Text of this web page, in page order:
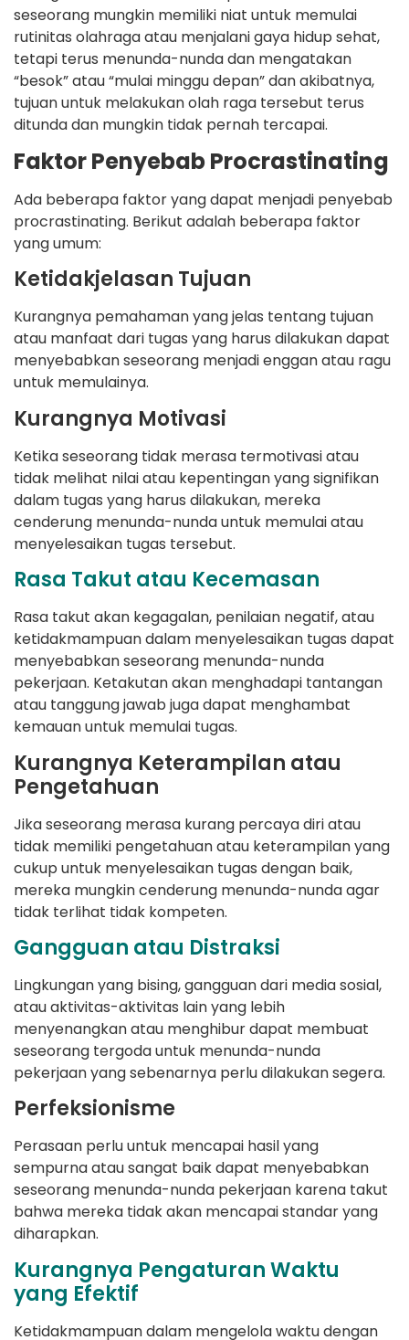
seseorang mungkin memiliki niat untuk memulai
rutinitas olahraga atau menjalani gaya hidup sehat,
tetapi terus menunda-nunda dan mengatakan
“besok” atau “mulai minggu depan” dan akibatnya,
tujuan untuk melakukan olah raga tersebut terus
ditunda dan mungkin tidak pernah tercapai.
Faktor Penyebab Procrastinating
Ada beberapa faktor yang dapat menjadi penyebab
procrastinating. Berikut adalah beberapa faktor
yang umum:
Ketidakjelasan Tujuan
Kurangnya pemahaman yang jelas tentang tujuan
atau manfaat dari tugas yang harus dilakukan dapat
menyebabkan seseorang menjadi enggan atau ragu
untuk memulainya.
Kurangnya Motivasi
Ketika seseorang tidak merasa termotivasi atau
tidak melihat nilai atau kepentingan yang signifikan
dalam tugas yang harus dilakukan, mereka
cenderung menunda-nunda untuk memulai atau
menyelesaikan tugas tersebut.
Rasa Takut atau Kecemasan
Rasa takut akan kegagalan, penilaian negatif, atau
ketidakmampuan dalam menyelesaikan tugas dapat
menyebabkan seseorang menunda-nunda
pekerjaan. Ketakutan akan menghadapi tantangan
atau tanggung jawab juga dapat menghambat
kemauan untuk memulai tugas.
Kurangnya Keterampilan atau
Pengetahuan
Jika seseorang merasa kurang percaya diri atau
tidak memiliki pengetahuan atau keterampilan yang
cukup untuk menyelesaikan tugas dengan baik,
mereka mungkin cenderung menunda-nunda agar
tidak terlihat tidak kompeten.
Gangguan atau Distraksi
Lingkungan yang bising, gangguan dari media sosial,
atau aktivitas-aktivitas lain yang lebih
menyenangkan atau menghibur dapat membuat
seseorang tergoda untuk menunda-nunda
pekerjaan yang sebenarnya perlu dilakukan segera.
Perfeksionisme
Perasaan perlu untuk mencapai hasil yang
sempurna atau sangat baik dapat menyebabkan
seseorang menunda-nunda pekerjaan karena takut
bahwa mereka tidak akan mencapai standar yang
diharapkan.
Kurangnya Pengaturan Waktu
yang Efektif
Ketidakmampuan dalam mengelola waktu dengan